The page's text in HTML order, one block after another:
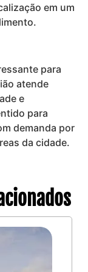
em um
para
atende
e
para
demanda por
da cidade.